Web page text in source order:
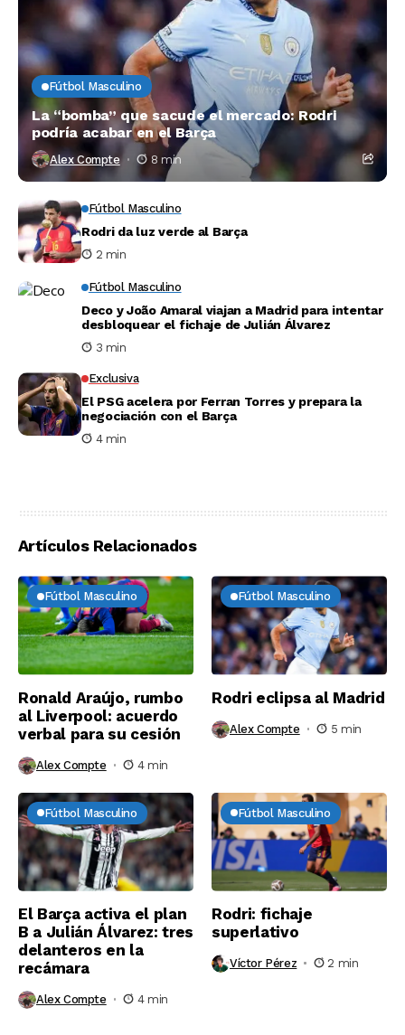
Fútbol Masculino
La “bomba” que sacude el mercado: Rodri
podría acabar en el Barça
Alex Compte 8 min
Fútbol Masculino
Rodri da luz verde al Barça
2 min
Fútbol Masculino
Deco y João Amaral viajan a Madrid para intentar
desbloquear el fichaje de Julián Álvarez
3 min
Exclusiva
El PSG acelera por Ferran Torres y prepara la
negociación con el Barça
4 min
Artículos Relacionados
Fútbol Masculino
Ronald Araújo, rumbo
al Liverpool: acuerdo
verbal para su cesión
Alex Compte 4 min
Fútbol Masculino
Rodri eclipsa al Madrid
Alex Compte 5 min
Fútbol Masculino
El Barça activa el plan
B a Julián Álvarez: tres
delanteros en la
recámara
Alex Compte 4 min
Fútbol Masculino
Rodri: fichaje
superlativo
Víctor Pérez 2 min